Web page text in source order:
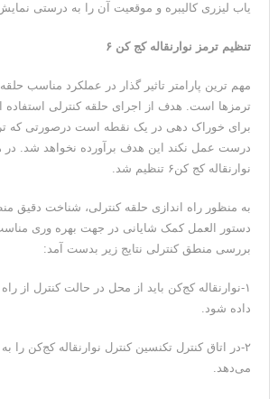
یاب لیزری کالیبره و موقعیت آن را به درستی
تنظیم ترمز نوارنقاله کج کن ۶
مهم ترین پارامتر تاثیر گذار در عملکرد مناسب
ترمزها است. هدف از اجرای حلقه کنترلی استفاده
برای خوراک دهی در یک نقطه است درصورتی که
درست عمل نکند این هدف برآورده نخواهد شد. در
نوارنقاله کج کن۶ تنظیم شد.
به منظور راه اندازی حلقه کنترلی، شناخت دقیق
دستور العمل کمک شایانی در جهت بهره وری
بررسی منطق کنترلی نتایج زیر بدست آمد:
۱-نوارنقاله کج‌کن باید از محل در حالت کنترل از راه دور(
داده شود.
۲-در اتاق کنترل تکنسین کنترل نوارنقاله کج‌کن را
می‌دهد.